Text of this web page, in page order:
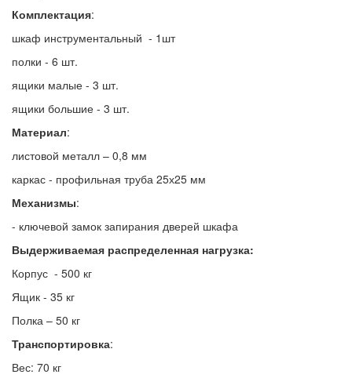
Комплектация:
шкаф инструментальный - 1шт
полки - 6 шт.
ящики малые - 3 шт.
ящики большие - 3 шт.
Материал:
листовой металл – 0,8 мм
каркас - профильная труба 25х25 мм
Механизмы:
- ключевой замок запирания дверей шкафа
Выдерживаемая распределенная нагрузка:
Корпус - 500 кг
Ящик - 35 кг
Полка – 50 кг
Транспортировка:
Вес: 70 кг